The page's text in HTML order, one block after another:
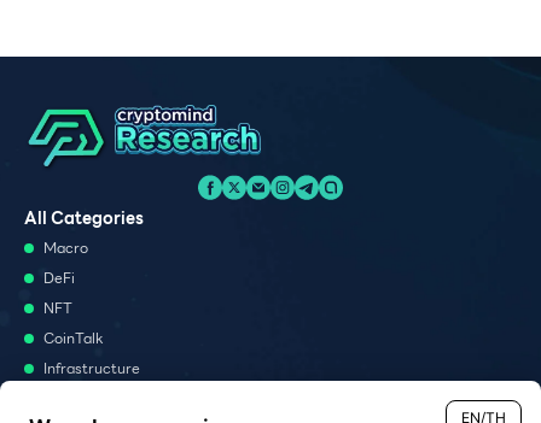
All Categories
Macro
DeFi
NFT
CoinTalk
Infrastructure
EN/TH